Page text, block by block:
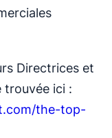
Directrices et
trouvée ici :
the-top-